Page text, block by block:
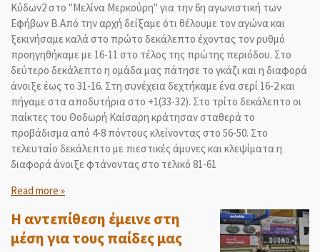
Κύδων2 στο "Μελίνα Μερκούρη" για την 6η αγωνιστική των
Εφήβων Β.Από την αρχή δείξαμε ότι θέλουμε τον αγώνα και
ξεκινήσαμε καλά στο πρώτο δεκάλεπτο έχοντας τον ρυθμό
προηγηθήκαμε με 16-11 στο τέλος της πρώτης περιόδου. Στο
δεύτερο δεκάλεπτο η ομάδα μας πάτησε το γκάζι και η διαφορά
άνοιξε έως το 31-16. Στη συνέχεια δεχτήκαμε ένα σερί 16-2 και
πήγαμε στα αποδυτήρια στο +1(33-32). Στο τρίτο δεκάλεπτο οι
παίκτες του Θοδωρή Καίσαρη κράτησαν σταθερά το
προβάδισμα από 4-8 πόντους κλείνοντας στο 56-50. Στο
τελευταίο δεκάλεπτο με πιεστικές άμυνες και κλεψίματα η
διαφορά άνοιξε φτάνοντας στο τελικό 81-61
Read more »
Η αντεπίθεση έμεινε στη
μέση για τους παίδες μας